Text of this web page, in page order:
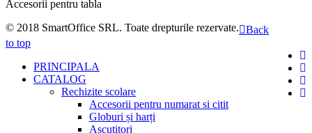
Accesorii pentru tabla
© 2018 SmartOffice SRL. Toate drepturile rezervate.
Back
to top
PRINCIPALA
CATALOG
Rechizite scolare
Accesorii pentru numarat si citit
Globuri și harți
Ascuțitori